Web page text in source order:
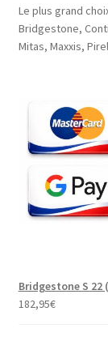
Le plus grand
Bridgestone,
Mitas, Maxxis,
Bridgestone S 22
182,95€